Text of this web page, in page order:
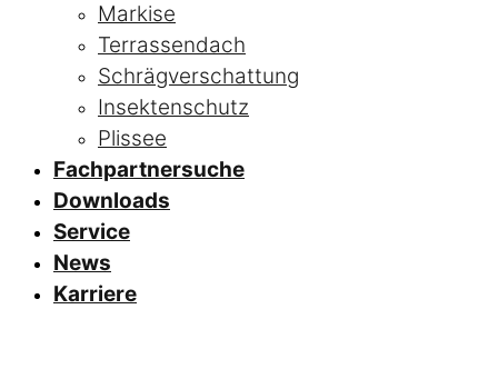
Markise
Terrassendach
Schrägverschattung
Insektenschutz
Plissee
Fachpartnersuche
Downloads
Service
News
Karriere